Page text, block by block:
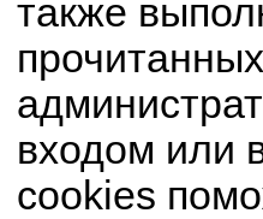
также
входом или
cookies